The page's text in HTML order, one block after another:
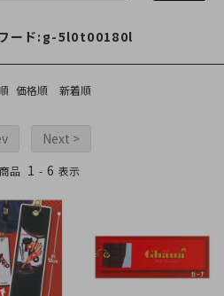
ード:g-5l0t00180l
価格順 新着順
Next >
商品 1 - 6 表示